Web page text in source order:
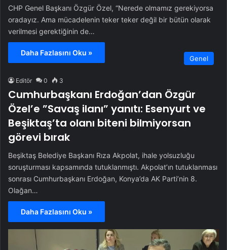
CHP Genel Başkanı Özgür Özel, “Nerede olmamız gerekiyorsa
oradayız. Ama mücadelenin teker teker değil bir bütün olarak
verilmesi gerektiğinin de…
Daha Fazlasını Oku »
Genel
Editör 0 3
Cumhurbaşkanı Erdoğan’dan Özgür
Özel’e ”Savaş ilanı” yanıtı: Esenyurt ve
Beşiktaş’ta olanı biteni bilmiyorsan
görevi bırak
Beşiktaş Belediye Başkanı Rıza Akpolat, ihale yolsuzluğu
soruşturması kapsamında tutuklanmıştı. Akpolat’ın tutuklanması
sonrası Cumhurbaşkanı Erdoğan, Konya’da AK Parti’nin 8.
Olağan…
Daha Fazlasını Oku »